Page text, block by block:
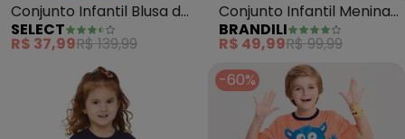
Conjunto Infantil Blusa de
Alça e Short (Azul)
SELECT
R$ 37,99R$ 139,99
Conjunto Infantil Menina
Quadriculado (Azul)
BRANDILI
R$ 49,99R$ 99,99
-60%